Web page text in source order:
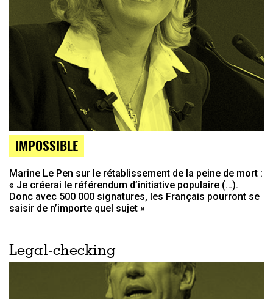
IMPOSSIBLE
Marine Le Pen sur le rétablissement de la peine de mort :
« Je créerai le référendum d’initiative populaire (…).
Donc avec 500 000 signatures, les Français pourront se
saisir de n’importe quel sujet »
Legal-checking